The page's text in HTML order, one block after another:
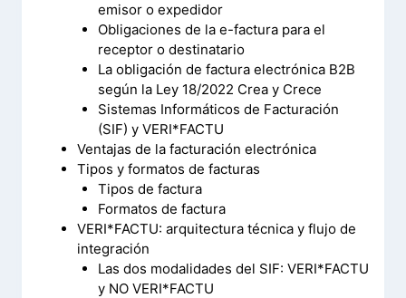
emisor o expedidor
Obligaciones de la e-factura para el
receptor o destinatario
La obligación de factura electrónica B2B
según la Ley 18/2022 Crea y Crece
Sistemas Informáticos de Facturación
(SIF) y VERI*FACTU
Ventajas de la facturación electrónica
Tipos y formatos de facturas
Tipos de factura
Formatos de factura
VERI*FACTU: arquitectura técnica y flujo de
integración
Las dos modalidades del SIF: VERI*FACTU
y NO VERI*FACTU